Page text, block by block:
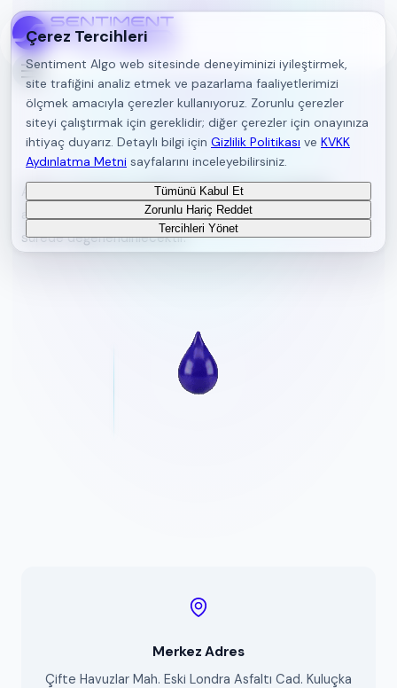
İletişim
Adres, e-posta ve telefon üzerinden bize ulaşabilir;
aşağıdaki formdan mesaj bırakabilirsiniz. Talebiniz en kısa
sürede değerlendirilecektir.
Merkez Adres
Çifte Havuzlar Mah. Eski Londra Asfaltı Cad. Kuluçka
Çerez Tercihleri
Sentiment Algo web sitesinde deneyiminizi iyileştirmek,
site trafiğini analiz etmek ve pazarlama faaliyetlerimizi
ölçmek amacıyla çerezler kullanıyoruz. Zorunlu çerezler
siteyi çalıştırmak için gereklidir; diğer çerezler için onayınıza
ihtiyaç duyarız. Detaylı bilgi için Gizlilik Politikası ve KVKK
Aydınlatma Metni sayfalarını inceleyebilirsiniz.
Tümünü Kabul Et
Zorunlu Hariç Reddet
Tercihleri Yönet